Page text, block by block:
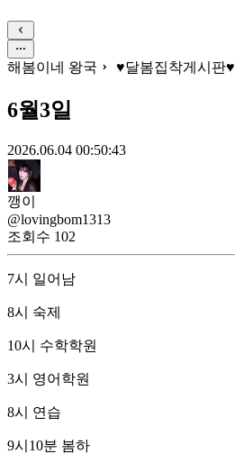
해봄이네 왕국 ♥달봄집착게시판♥
6월3일
2026.06.04 00:50:43
깽이
@lovingbom1313
조회수 102
7시 일어남
8시 숙제
10시 수학학원
3시 영어학원
8시 연습
9시10분 봄하